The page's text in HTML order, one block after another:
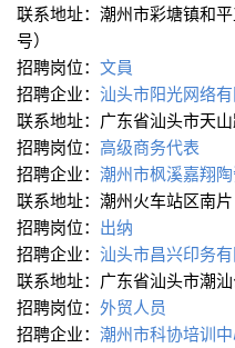
联系地址：潮州市彩塘镇和
号）
招聘岗位： 文員
招聘企业： 汕头市阳光网络
联系地址：广东省汕头市天
招聘岗位： 高级商务代表
招聘企业： 潮州市枫溪嘉翔
联系地址：潮州火车站区南片
招聘岗位： 出纳
招聘企业： 汕头市昌兴印务
联系地址：广东省汕头市潮
招聘岗位： 外贸人员
招聘企业： 潮州市科协培训